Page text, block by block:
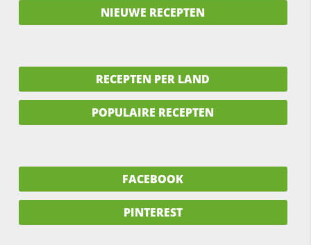
NIEUWE RECEPTEN
RECEPTEN PER LAND
POPULAIRE RECEPTEN
FACEBOOK
PINTEREST